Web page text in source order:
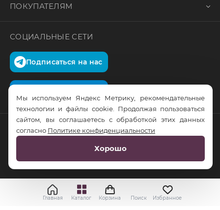
ПОКУПАТЕЛЯМ
СОЦИАЛЬНЫЕ СЕТИ
Подписаться на нас
© RusTrus. 2011-2026. Все права защищены
RS Digital
Главная Каталог Корзина Поиск Избранное
Мы используем Яндекс Метрику, рекомендательные
технологии и файлы cookie. Продолжая пользоваться
сайтом, вы соглашаетесь с обработкой этих данных
согласно Политике конфиденциальности
Хорошо